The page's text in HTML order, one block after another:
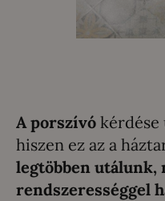
A porszívó kérdése
hiszen ez az a
legtöbben utálunk,
rendszerességgel